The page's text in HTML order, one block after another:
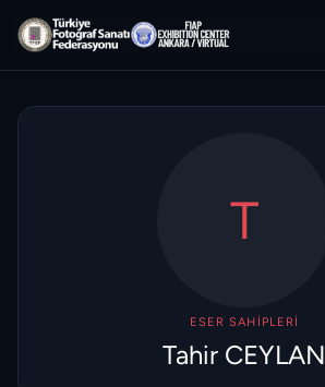
T
ESER SAHIPLERI
Tahir CEYLAN